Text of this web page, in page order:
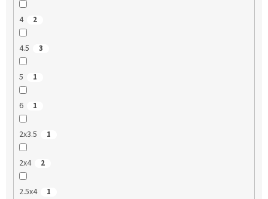
4 2
4.5 3
5 1
6 1
2x3.5 1
2x4 2
2.5x4 1